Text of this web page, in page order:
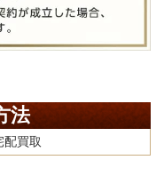
法
配買取